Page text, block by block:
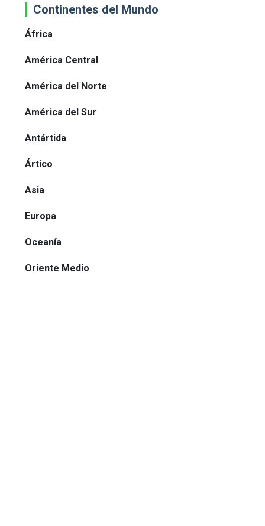
Continentes del Mundo
África
América Central
América del Norte
América del Sur
Antártida
Ártico
Asia
Europa
Oceanía
Oriente Medio